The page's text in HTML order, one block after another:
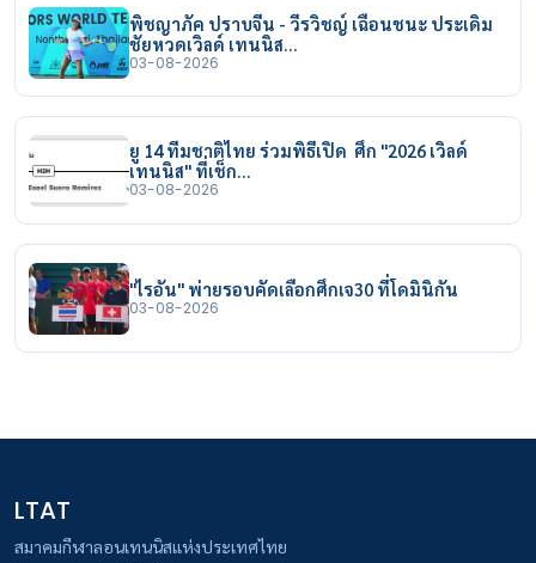
พิชญาภัค ปราบจีน - วีรวิชญ์ เฉือนชนะ ประเดิม
ชัยหวดเวิลด์ เทนนิส…
03-08-2026
ยู 14 ทีมชาติไทย ร่วมพิธีเปิด ศึก "2026 เวิลด์
เทนนิส" ที่เช็ก…
03-08-2026
"ไรอัน" พ่ายรอบคัดเลือกศึกเจ30 ที่โดมินิกัน
03-08-2026
LTAT
สมาคมกีฬาลอนเทนนิสแห่งประเทศไทย